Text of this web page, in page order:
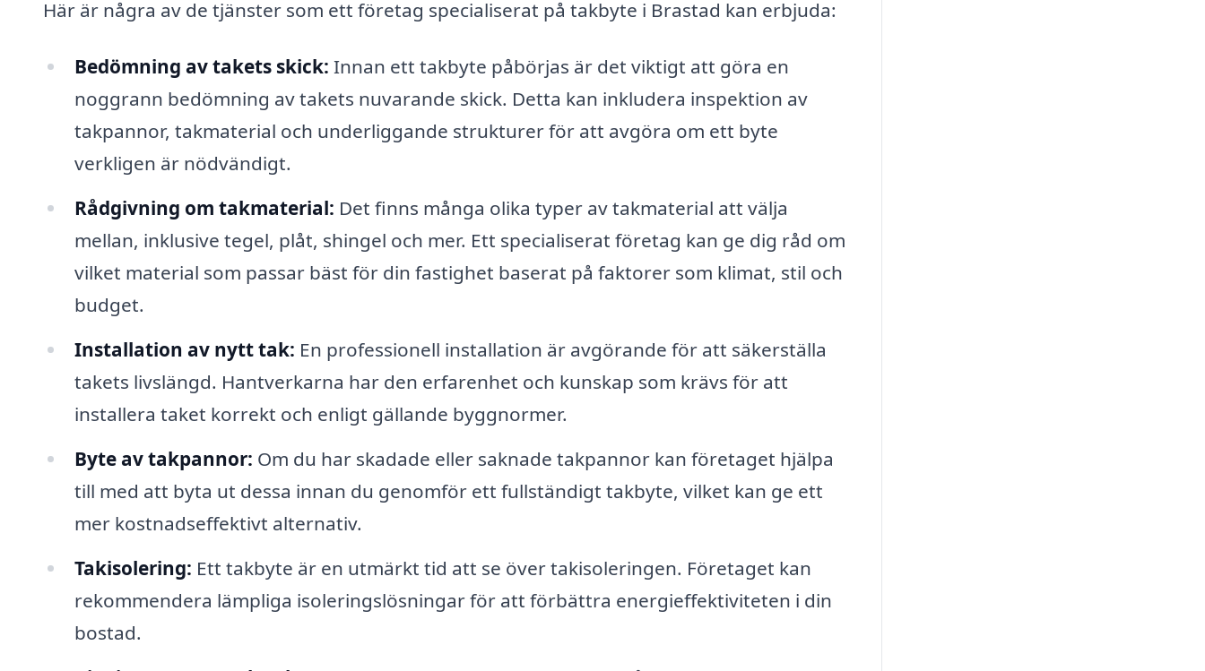
Här är några av de tjänster som ett företag specialiserat på takbyte i Brastad kan erbjuda:
Bedömning av takets skick: Innan ett takbyte påbörjas är det viktigt att göra en
noggrann bedömning av takets nuvarande skick. Detta kan inkludera inspektion av
takpannor, takmaterial och underliggande strukturer för att avgöra om ett byte
verkligen är nödvändigt.
Rådgivning om takmaterial: Det finns många olika typer av takmaterial att välja
mellan, inklusive tegel, plåt, shingel och mer. Ett specialiserat företag kan ge dig råd om
vilket material som passar bäst för din fastighet baserat på faktorer som klimat, stil och
budget.
Installation av nytt tak: En professionell installation är avgörande för att säkerställa
takets livslängd. Hantverkarna har den erfarenhet och kunskap som krävs för att
installera taket korrekt och enligt gällande byggnormer.
Byte av takpannor: Om du har skadade eller saknade takpannor kan företaget hjälpa
till med att byta ut dessa innan du genomför ett fullständigt takbyte, vilket kan ge ett
mer kostnadseffektivt alternativ.
Takisolering: Ett takbyte är en utmärkt tid att se över takisoleringen. Företaget kan
rekommendera lämpliga isoleringslösningar för att förbättra energieffektiviteten i din
bostad.